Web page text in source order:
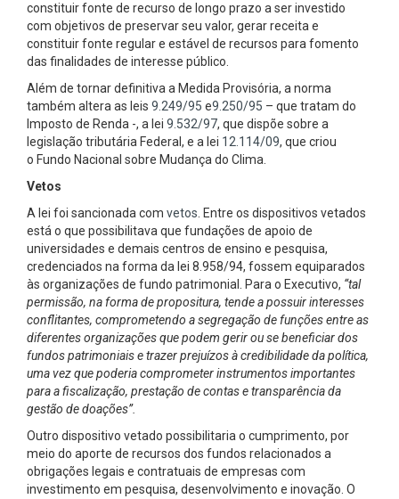
constituir fonte de recurso de longo prazo a ser investido
com objetivos de preservar seu valor, gerar receita e
constituir fonte regular e estável de recursos para fomento
das finalidades de interesse público.
Além de tornar definitiva a Medida Provisória, a norma
também altera as leis 9.249/95 e9.250/95 – que tratam do
Imposto de Renda -, a lei 9.532/97, que dispõe sobre a
legislação tributária Federal, e a lei 12.114/09, que criou
o Fundo Nacional sobre Mudança do Clima.
Vetos
A lei foi sancionada com vetos . Entre os dispositivos vetados
está o que possibilitava que fundações de apoio de
universidades e demais centros de ensino e pesquisa,
credenciados na forma da lei 8.958/94, fossem equiparados
às organizações de fundo patrimonial. Para o Executivo, “tal
permissão, na forma de propositura, tende a possuir interesses
conflitantes, comprometendo a segregação de funções entre as
diferentes organizações que podem gerir ou se beneficiar dos
fundos patrimoniais e trazer prejuízos à credibilidade da política,
uma vez que poderia comprometer instrumentos importantes
para a fiscalização, prestação de contas e transparência da
gestão de doações”.
Outro dispositivo vetado possibilitaria o cumprimento, por
meio do aporte de recursos dos fundos relacionados a
obrigações legais e contratuais de empresas com
investimento em pesquisa, desenvolvimento e inovação. O